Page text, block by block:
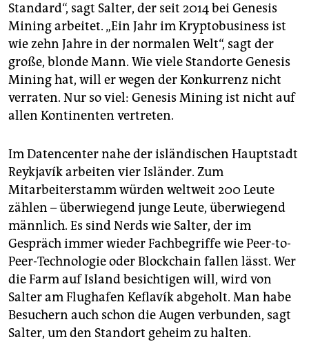
Standard“, sagt Salter, der seit 2014 bei Genesis
Mining arbeitet. „Ein Jahr im Kryptobusiness ist
wie zehn Jahre in der normalen Welt“, sagt der
große, blonde Mann. Wie viele Standorte Genesis
Mining hat, will er wegen der Konkurrenz nicht
verraten. Nur so viel: Genesis Mining ist nicht auf
allen Kontinenten vertreten.
Im Datencenter nahe der isländischen Hauptstadt
Reykjavík arbeiten vier Isländer. Zum
Mitarbeiterstamm würden weltweit 200 Leute
zählen – überwiegend junge Leute, überwiegend
männlich. Es sind Nerds wie Salter, der im
Gespräch immer wieder Fachbegriffe wie Peer-to-
Peer-Technologie oder Blockchain fallen lässt. Wer
die Farm auf Island besichtigen will, wird von
Salter am Flughafen Keflavík abgeholt. Man habe
Besuchern auch schon die Augen verbunden, sagt
Salter, um den Standort geheim zu halten.